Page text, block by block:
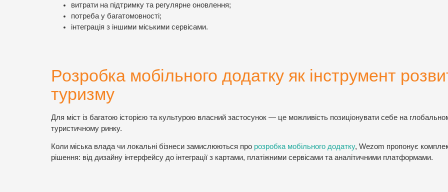
витрати на підтримку та регулярне оновлення;
потреба у багатомовності;
інтеграція з іншими міськими сервісами.
Розробка мобільного додатку як інструмент
туризму
Для міст із багатою історією та культурою власний застосунок — це можливість позиціонувати себе на
туристичному ринку.
Коли міська влада чи локальні бізнеси замислюються про розробка мобільного додатку, Wezom пропонує
рішення: від дизайну інтерфейсу до інтеграції з картами, платіжними сервісами та аналітичними платформами.